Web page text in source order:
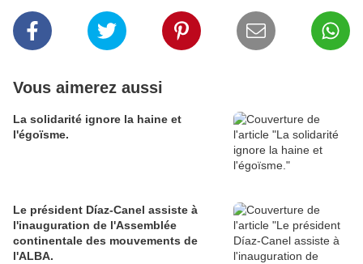
Vous aimerez aussi
La solidarité ignore la haine et
l'égoïsme.
Le président Díaz-Canel assiste à
l'inauguration de l'Assemblée
continentale des mouvements de
l'ALBA.